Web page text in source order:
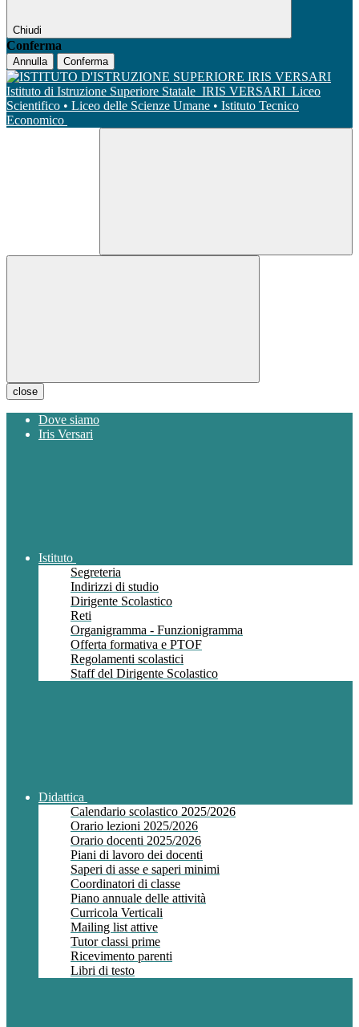
Chiudi
Conferma
Annulla Conferma
Istituto di Istruzione Superiore Statale IRIS VERSARI Liceo
Scientifico • Liceo delle Scienze Umane • Istituto Tecnico
Economico
close
Dove siamo
Iris Versari
Istituto
Segreteria
Indirizzi di studio
Dirigente Scolastico
Reti
Organigramma - Funzionigramma
Offerta formativa e PTOF
Regolamenti scolastici
Staff del Dirigente Scolastico
Didattica
Calendario scolastico 2025/2026
Orario lezioni 2025/2026
Orario docenti 2025/2026
Piani di lavoro dei docenti
Saperi di asse e saperi minimi
Coordinatori di classe
Piano annuale delle attività
Curricola Verticali
Mailing list attive
Tutor classi prime
Ricevimento parenti
Libri di testo